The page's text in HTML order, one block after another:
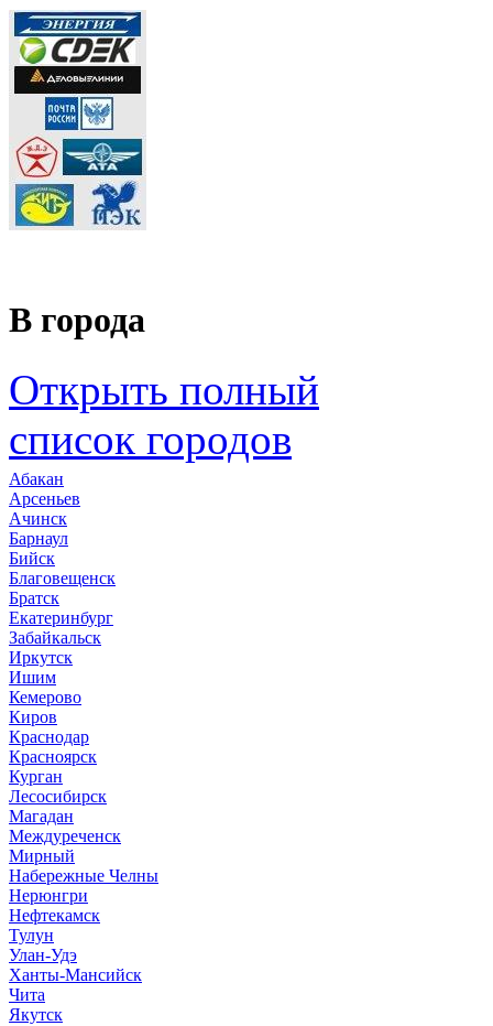
В города
Открыть полный
список городов
Абакан
Арсеньев
Ачинск
Барнаул
Бийск
Благовещенск
Братск
Екатеринбург
Забайкальск
Иркутск
Ишим
Кемерово
Киров
Краснодар
Красноярск
Курган
Лесосибирск
Магадан
Междуреченск
Мирный
Набережные Челны
Нерюнгри
Нефтекамск
Тулун
Улан-Удэ
Ханты-Мансийск
Чита
Якутск